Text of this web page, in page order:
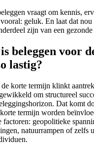
vraagt om kennis,
geluk. En laat dat nou
zijn van een
beleggen voor
lastig?
korte termijn klinkt
om structureel
Dat komt
termijn worden
factoren: geopolitieke
natuurrampen of zelfs